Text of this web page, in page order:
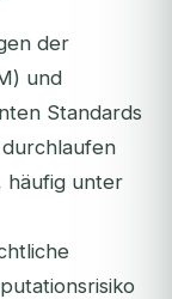
der
und
Standards
häufig unter